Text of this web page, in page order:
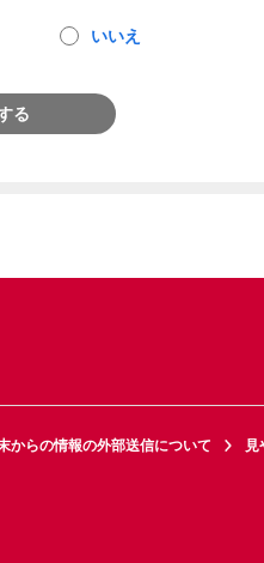
いいえ
る
からの情報の外部送信について
見